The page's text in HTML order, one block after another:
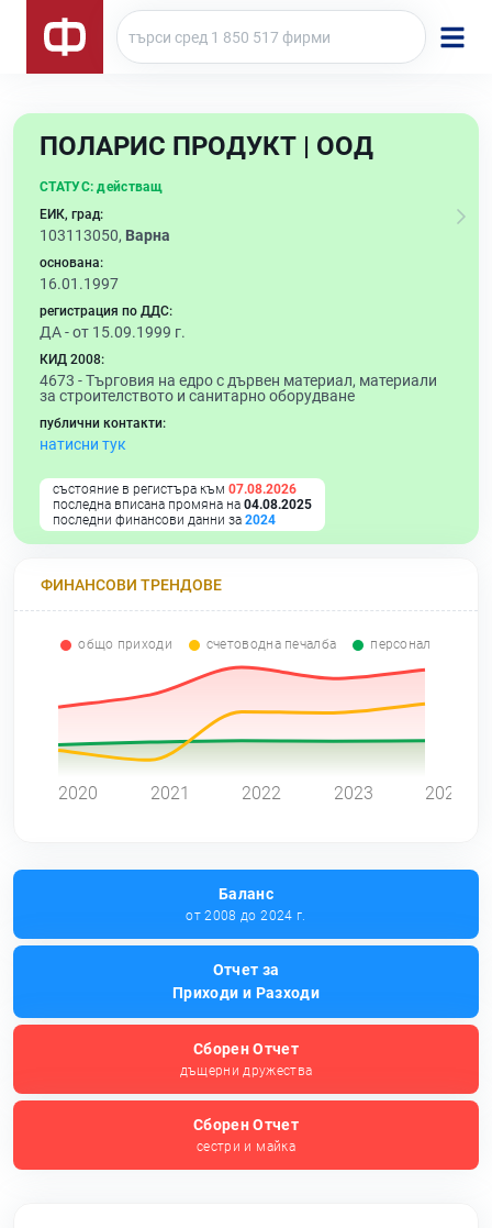
ПОЛАРИС ПРОДУКТ | ООД
СТАТУС: действащ
ЕИК, град:
103113050, Варна
основана:
16.01.1997
регистрация по ДДС:
ДА - от 15.09.1999 г.
КИД 2008:
4673 -Търговия на едро с дървен материал, материали
за строителството и санитарно оборудване
публични контакти:
натисни тук
състояние в регистъра към 07.08.2026
последна вписана промяна на 04.08.2025
последни финансови данни за 2024
ФИНАНСОВИ ТРЕНДОВЕ
общо приходи счетоводна печалба персонал
2020 2021 2022 2023 2024
Баланс
от 2008 до 2024 г.
Отчет за
Приходи и Разходи
Сборен Отчет
дъщерни дружества
Сборен Отчет
сестри и майка